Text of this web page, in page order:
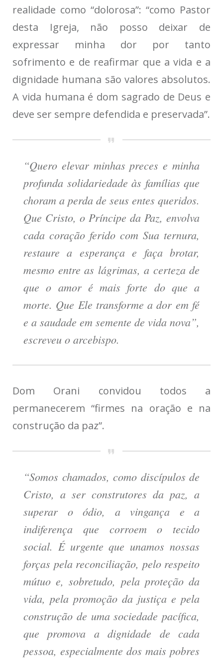
realidade como “dolorosa”: “como Pastor
desta Igreja, não posso deixar de
expressar minha dor por tanto
sofrimento e de reafirmar que a vida e a
dignidade humana são valores absolutos.
A vida humana é dom sagrado de Deus e
deve ser sempre defendida e preservada”.
“Quero elevar minhas preces e minha
profunda solidariedade às famílias que
choram a perda de seus entes queridos.
Que Cristo, o Príncipe da Paz, envolva
cada coração ferido com Sua ternura,
restaure a esperança e faça brotar,
mesmo entre as lágrimas, a certeza de
que o amor é mais forte do que a
morte. Que Ele transforme a dor em fé
e a saudade em semente de vida nova”,
escreveu o arcebispo.
Dom Orani convidou todos a
permanecerem “firmes na oração e na
construção da paz”.
“Somos chamados, como discípulos de
Cristo, a ser construtores da paz, a
superar o ódio, a vingança e a
indiferença que corroem o tecido
social. É urgente que unamos nossas
forças pela reconciliação, pelo respeito
mútuo e, sobretudo, pela proteção da
vida, pela promoção da justiça e pela
construção de uma sociedade pacífica,
que promova a dignidade de cada
pessoa, especialmente dos mais pobres